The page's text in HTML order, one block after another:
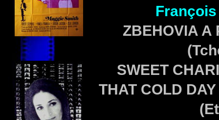
ZBEHOVIA A
SWEET
THAT COLD